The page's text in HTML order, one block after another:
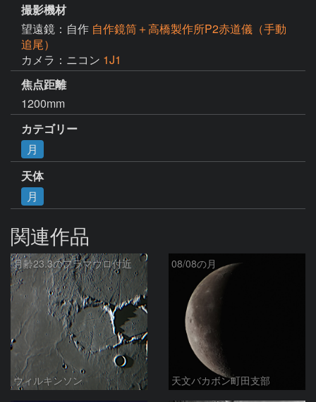
撮影機材
望遠鏡：自作 自作鏡筒＋高橋製作所P2赤道儀（手動
追尾）
カメラ：ニコン 1J1
焦点距離
1200mm
カテゴリー
月
天体
月
関連作品
月齢23.3のフラマウロ付近
ウィルキンソン
08/08の月
天文バカボン町田支部